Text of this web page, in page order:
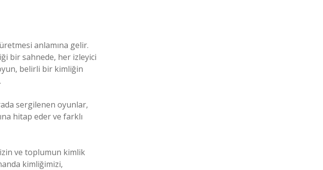
anlamına gelir.
bir sahnede, her izleyici
belirli bir kimliğin
sergilenen oyunlar,
hitap eder ve farklı
ve toplumun kimlik
kimliğimizi,